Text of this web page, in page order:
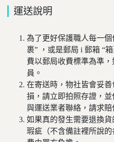
運送說明
為了更好保護職人每一
裹” ，或是郵局 i 郵箱 “
費以郵局收費標準為準
員。
在寄送時，物社皆會妥
損，請立即拍照存證，
與運送業者聯絡，請求賠
如果真的發生需要退換
瑕疵（不含備註裡所說